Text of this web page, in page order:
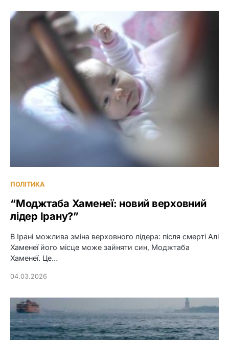
ПОЛІТИКА
“Моджтаба Хаменеї: новий верховний
лідер Ірану?”
В Ірані можлива зміна верховного лідера: після смерті Алі
Хаменеї його місце може зайняти син, Моджтаба
Хаменеї. Це…
04.03.2026